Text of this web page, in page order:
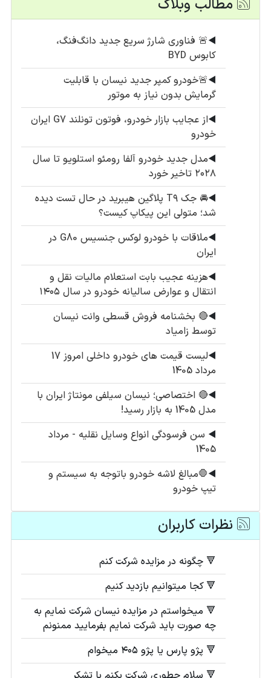
مطالب وبلاگ
◀️🚨 فناوری شارژ سریع جدید دانگ‌فنگ،
کابوس BYD
◀️🚨خودرو کمپر جدید نیسان با قابلیت
گرمایش بدون نیاز به موتور
◀️
از عجایب بازار خودرو، فوتون تونلند G7 ایران
خودرو
◀️مدل جدید خودرو آلفا رومئو استلویو تا سال
۲۰۲۸ تاخیر خورد
◀️
🚘 جک T۹ پلاگین هیبرید در حال تست دیده
شد؛ متولی این پیکاپ کیست؟
◀️
ملاقات با خودرو لوکس جنسیس G80 در
ایران
◀️هزینه عجیب بابت استعلام مالیات نقل و
انتقال و عوارض سالیانه خودرو در سال ۱۴۰۵
◀️🔴 بخشنامه فروش قسطی وانت نیسان
توسط زامیاد
◀️
لیست قیمت های خودرو داخلی امروز 17
مرداد 1405
◀️🔴 اختصاصی؛ نیسان سیلفی مونتاژ ایران با
مدل 1405 به بازار رسید!
◀️ سن فرسودگی انواع وسایل نقلیه - مرداد
1405
◀️🛑مبالغ لاشه خودرو باتوجه به سیستم و
تیپ خودرو
نظرات کاربران
🔻 چگونه در مزایده شرکت کنم
🔻 کجا میتوانیم بازدید کنیم
🔻 میخواستم در مزایده نیسان شرکت نمایم به
چه صورت باید شرکت نمایم بفرمایید ممنونم
🔻 پژو پارس یا پژو ۴۰۵ میخوام